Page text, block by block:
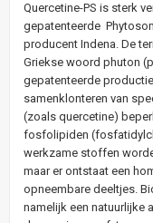
Quercetine-PS is sterk
gepatenteerde
producent Indena. De
Griekse woord phuton
gepatenteerde
samenklonteren van
(zoals quercetine)
fosfolipiden
werkzame stoffen
maar er ontstaat een
opneembare deeltjes.
namelijk een natuurlijke